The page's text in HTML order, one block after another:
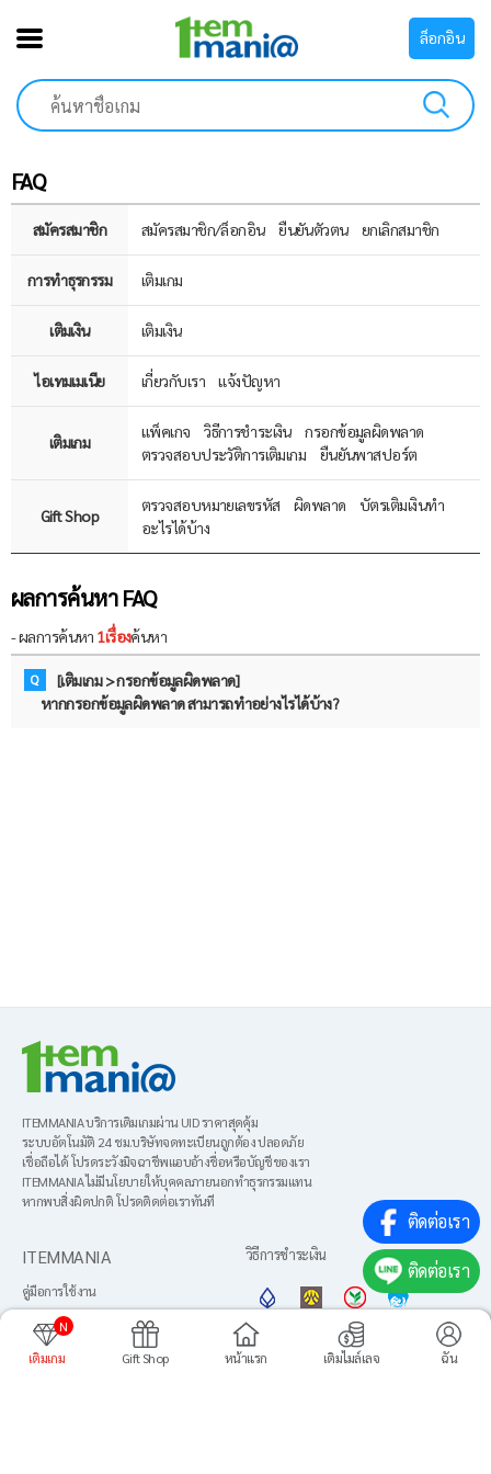
ล็อกอิน
FAQ
สมัครสมาชิก สมัครสมาชิก/ล็อกอิน ยืนยันตัวตน ยกเลิกสมาชิก
การทำธุรกรรม เติมเกม
เติมเงิน เติมเงิน
ไอเทมเมเนีย เกี่ยวกับเรา แจ้งปัญหา
เติมเกม
แพ็คเกจ วิธีการชำระเงิน
กรอกข้อมูลผิดพลาด
ตรวจสอบประวัติการเติมเกม
ยืนยันพาสปอร์ต
Gift Shop
ตรวจสอบหมายเลขรหัส ผิดพลาด
บัตรเติมเงินทำ
อะไรได้บ้าง
ผลการค้นหา FAQ
- ผลการค้นหา 1เรื่องค้นหา
Q
[เติมเกม > กรอกข้อมูลผิดพลาด]
หากกรอกข้อมูลผิดพลาด สามารถทำอย่างไรได้บ้าง?
ติดต่อเรา
ติดต่อเรา
ITEMMANIA บริการเติมเกมผ่าน UID ราคาสุดคุ้ม
ระบบอัตโนมัติ 24 ชม.บริษัทจดทะเบียนถูกต้อง ปลอดภัย
เชื่อถือได้ โปรดระวังมิจฉาชีพแอบอ้างชื่อหรือบัญชีของเรา
ITEMMANIA ไม่มีนโยบายให้บุคคลภายนอกทำธุรกรรมแทน
หากพบสิ่งผิดปกติ โปรดติดต่อเราทันที
ITEMMANIA
คู่มือการใช้งาน
About us
ข้อตกลงการใช้งาน
วิธีการชำระเงิน
N
เติมเกม
Gift Shop หน้าแรก เติมไมล์เลจ ฉัน